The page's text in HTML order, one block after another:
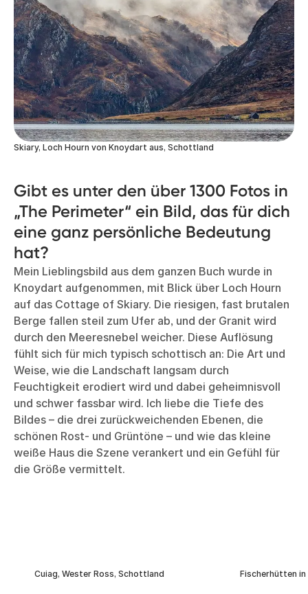
Skiary, Loch Hourn von Knoydart aus, Schottland
Gibt es unter den über 1300 Fotos in
„The Perimeter“ ein Bild, das für dich
eine ganz persönliche Bedeutung
hat?
Mein Lieblingsbild aus dem ganzen Buch wurde in
Knoydart aufgenommen, mit Blick über Loch Hourn
auf das Cottage of Skiary. Die riesigen, fast brutalen
Berge fallen steil zum Ufer ab, und der Granit wird
durch den Meeresnebel weicher. Diese Auflösung
fühlt sich für mich typisch schottisch an: Die Art und
Weise, wie die Landschaft langsam durch
Feuchtigkeit erodiert wird und dabei geheimnisvoll
und schwer fassbar wird. Ich liebe die Tiefe des
Bildes – die drei zurückweichenden Ebenen, die
schönen Rost- und Grüntöne – und wie das kleine
weiße Haus die Szene verankert und ein Gefühl für
die Größe vermittelt.
Cuiag, Wester Ross, Schottland Fischerhütten in